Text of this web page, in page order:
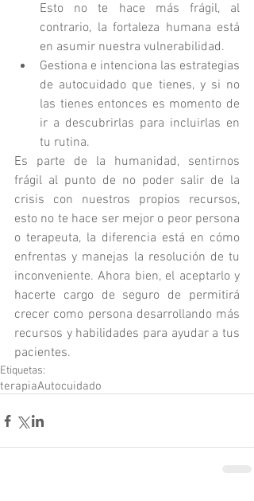
Esto no te hace más frágil, al
contrario, la fortaleza humana está
en asumir nuestra vulnerabilidad.
Gestiona e intenciona las estrategias
de autocuidado que tienes, y si no
las tienes entonces es momento de
ir a descubrirlas para incluirlas en
tu rutina.
Es parte de la humanidad, sentirnos
frágil al punto de no poder salir de la
crisis con nuestros propios recursos,
esto no te hace ser mejor o peor persona
o terapeuta, la diferencia está en cómo
enfrentas y manejas la resolución de tu
inconveniente. Ahora bien, el aceptarlo y
hacerte cargo de seguro de permitirá
crecer como persona desarrollando más
recursos y habilidades para ayudar a tus
pacientes.
Etiquetas:
terapiaAutocuidado